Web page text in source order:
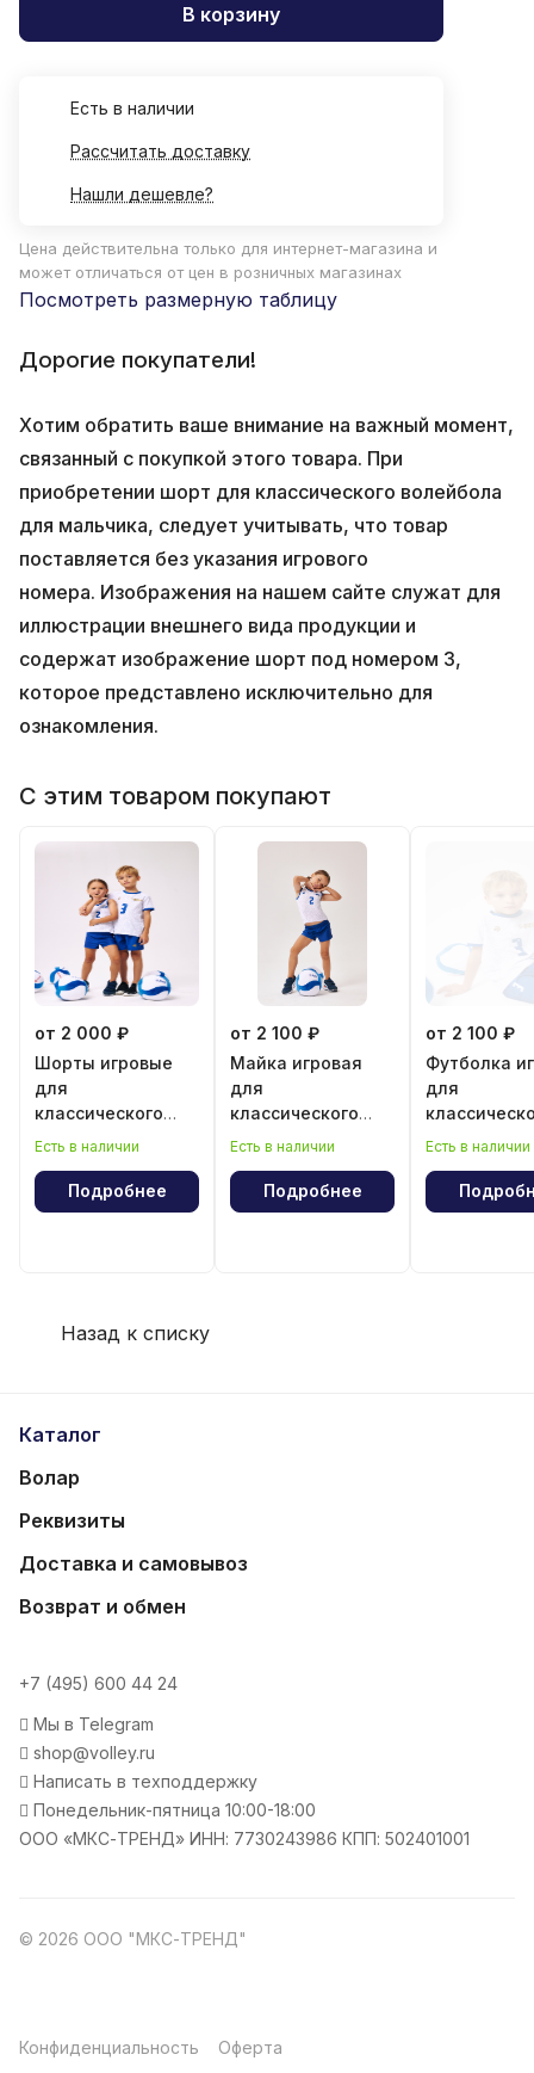
В корзину
Есть в наличии
Рассчитать доставку
Нашли дешевле?
Цена действительна только для интернет-магазина и
может отличаться от цен в розничных магазинах
Посмотреть размерную таблицу
Дорогие покупатели!
Хотим обратить ваше внимание на важный момент,
связанный с покупкой этого товара. При
приобретении шорт для классического волейбола
для мальчика, следует учитывать, что товар
поставляется без указания игрового
номера. Изображения на нашем сайте служат для
иллюстрации внешнего вида продукции и
содержат изображение шорт под номером 3,
которое представлено исключительно для
ознакомления.
С этим товаром покупают
от 2 000 ₽
Шорты игровые
для
классического
волейбола для
Есть в наличии
Подробнее
от 2 100 ₽
Майка игровая
для
классического
волейбола для
Есть в наличии
Подробнее
от 2 100 ₽
Футболка
для
волейбола
Есть в наличии
Назад к списку
Каталог
Волар
Реквизиты
Доставка и самовывоз
Возврат и обмен
+7 (495) 600 44 24
Мы в Telegram
shop@volley.ru
Написать в техподдержку
Понедельник-пятница 10:00-18:00
ООО «МКС-ТРЕНД» ИНН: 7730243986 КПП: 502401001
© 2026 ООО "МКС-ТРЕНД"
Конфиденциальность Оферта